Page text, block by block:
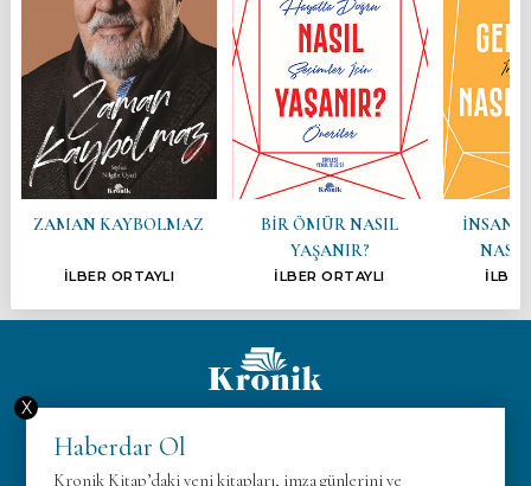
ZAMAN KAYBOLMAZ
İLBER ORTAYLI
BİR ÖMÜR NASIL
YAŞANIR?
İLBER ORTAYLI
İNSAN
Hakkımızda
Haberdar Ol
Kronik Kitap’daki yeni kitapları, imza günlerini ve
X